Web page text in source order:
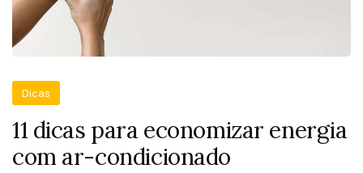
Dicas
11 dicas para economizar energia
com ar-condicionado